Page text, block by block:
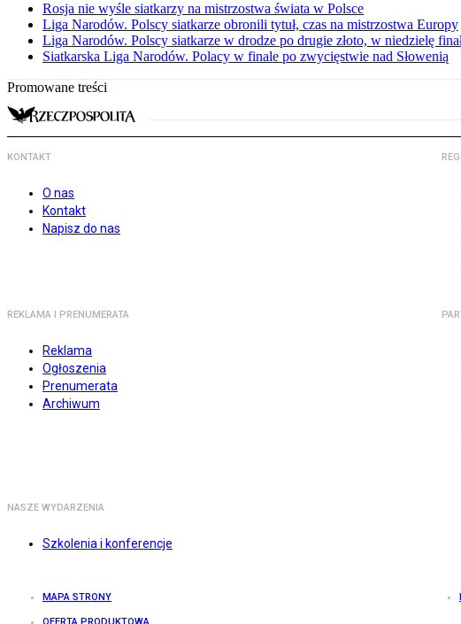
Rosja nie wyśle siatkarzy na mistrzostwa świata w Polsce
Liga Narodów. Polscy siatkarze obronili tytuł, czas na mistrzostwa Europy
Liga Narodów. Polscy siatkarze w drodze po drugie złoto, w niedzielę
Siatkarska Liga Narodów. Polacy w finale po zwycięstwie nad Słowenią
Promowane treści
KONTAKT
O nas
Kontakt
Napisz do nas
REKLAMA I PRENUMERATA
Reklama
Ogłoszenia
Prenumerata
Archiwum
NASZE WYDARZENIA
Szkolenia i konferencje
MAPA STRONY